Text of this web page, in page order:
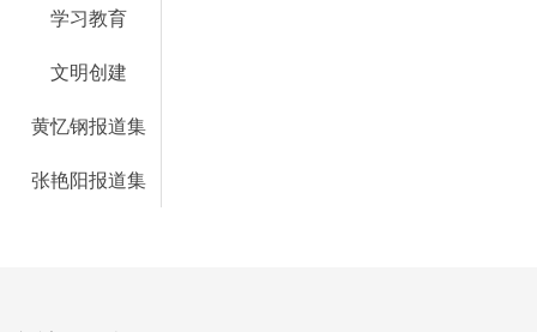
学习教育
文明创建
黄忆钢报道集
张艳阳报道集